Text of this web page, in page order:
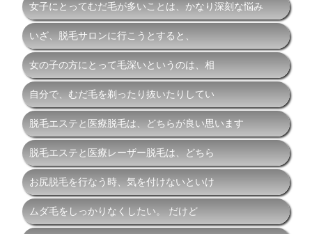
女子にとってむだ毛が多いことは、かなり深刻な悩み
いざ、脱毛サロンに行こうとすると、
女の子の方にとって毛深いというのは、相
自分で、むだ毛を剃ったり抜いたりしてい
脱毛エステと医療脱毛は、どちらが良い思います
脱毛エステと医療レーザー脱毛は、どちら
お尻脱毛を行なう時、気を付けないといけ
ムダ毛をしっかりなくしたい。 だけど